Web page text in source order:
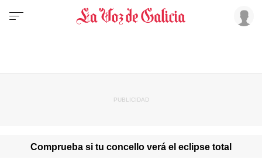
Comprueba si tu concello verá el eclipse total